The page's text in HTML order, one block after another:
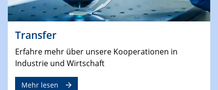
Transfer
Erfahre mehr über unsere Kooperationen in
Industrie und Wirtschaft
Mehr lesen